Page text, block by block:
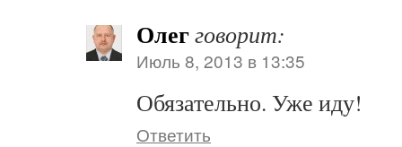
Олегговорит:
Июль 8, 2013 в 13:35
Обязательно. Уже иду!
Ответить